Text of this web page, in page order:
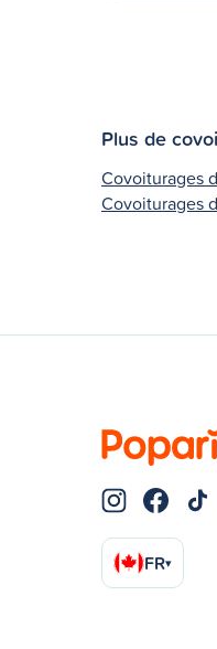
Plus de
Covoiturages
Covoiturages
FR▾